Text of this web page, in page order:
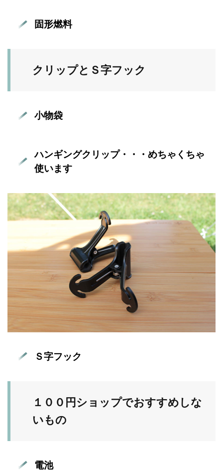
固形燃料
クリップとＳ字フック
小物袋
ハンギングクリップ・・・めちゃくちゃ
使います
Ｓ字フック
１００円ショップでおすすめしな
いもの
電池